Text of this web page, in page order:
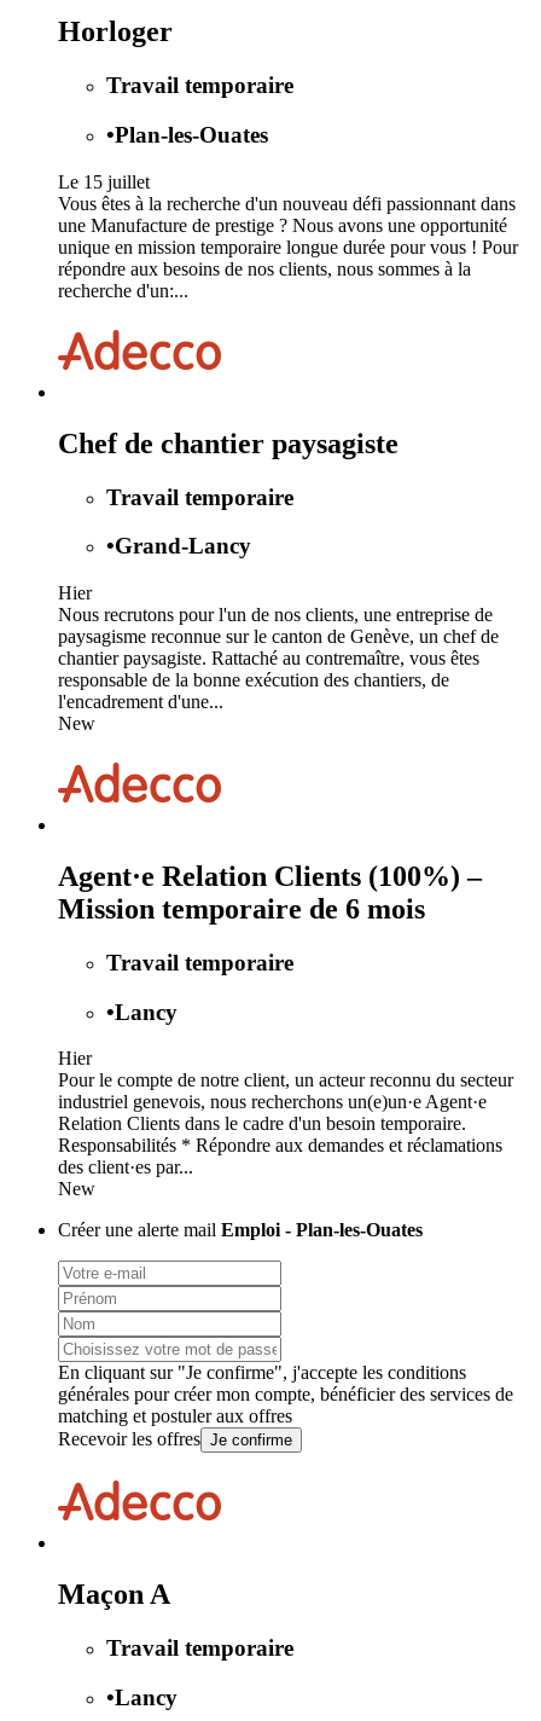
Horloger
Travail temporaire
•Plan-les-Ouates
Le 15 juillet
Vous êtes à la recherche d'un nouveau défi passionnant dans
une Manufacture de prestige ? Nous avons une opportunité
unique en mission temporaire longue durée pour vous ! Pour
répondre aux besoins de nos clients, nous sommes à la
recherche d'un:...
Chef de chantier paysagiste
Travail temporaire
•Grand-Lancy
Hier
Nous recrutons pour l'un de nos clients, une entreprise de
paysagisme reconnue sur le canton de Genève, un chef de
chantier paysagiste. Rattaché au contremaître, vous êtes
responsable de la bonne exécution des chantiers, de
l'encadrement d'une...
New
Agent·e Relation Clients (100%) –
Mission temporaire de 6 mois
Travail temporaire
•Lancy
Hier
Pour le compte de notre client, un acteur reconnu du secteur
industriel genevois, nous recherchons un(e)un·e Agent·e
Relation Clients dans le cadre d'un besoin temporaire.
Responsabilités * Répondre aux demandes et réclamations
des client·es par...
New
Créer une alerte mail Emploi - Plan-les-Ouates
En cliquant sur "Je confirme", j'accepte les conditions
générales pour créer mon compte, bénéficier des services de
matching et postuler aux offres
Recevoir les offres Je confirme
Maçon A
Travail temporaire
•Lancy